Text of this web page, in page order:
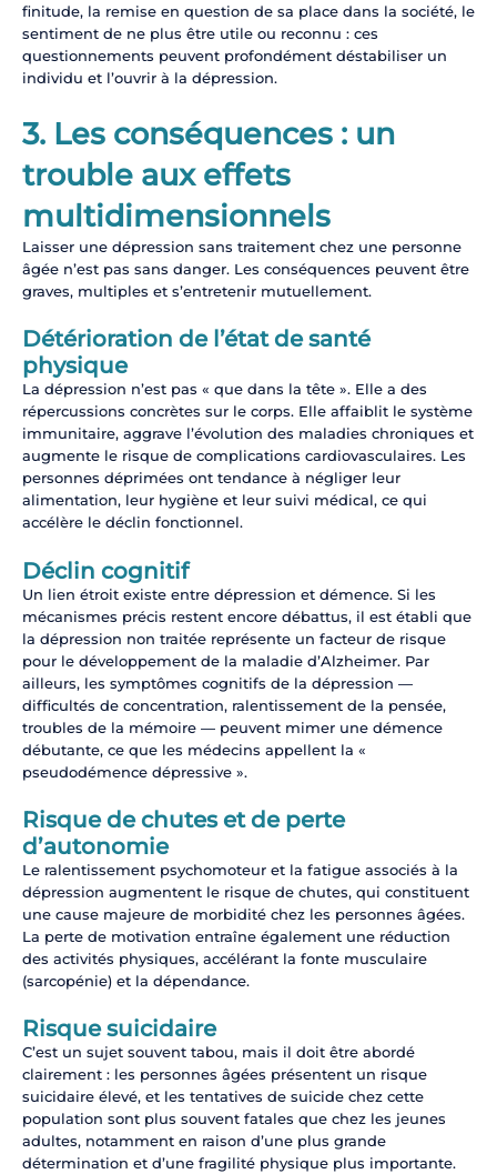
finitude, la remise en question de sa place dans la société, le
sentiment de ne plus être utile ou reconnu : ces
questionnements peuvent profondément déstabiliser un
individu et l’ouvrir à la dépression.
3. Les conséquences : un
trouble aux effets
multidimensionnels
Laisser une dépression sans traitement chez une personne
âgée n’est pas sans danger. Les conséquences peuvent être
graves, multiples et s’entretenir mutuellement.
Détérioration de l’état de santé
physique
La dépression n’est pas « que dans la tête ». Elle a des
répercussions concrètes sur le corps. Elle affaiblit le système
immunitaire, aggrave l’évolution des maladies chroniques et
augmente le risque de complications cardiovasculaires. Les
personnes déprimées ont tendance à négliger leur
alimentation, leur hygiène et leur suivi médical, ce qui
accélère le déclin fonctionnel.
Déclin cognitif
Un lien étroit existe entre dépression et démence. Si les
mécanismes précis restent encore débattus, il est établi que
la dépression non traitée représente un facteur de risque
pour le développement de la maladie d’Alzheimer. Par
ailleurs, les symptômes cognitifs de la dépression —
difficultés de concentration, ralentissement de la pensée,
troubles de la mémoire — peuvent mimer une démence
débutante, ce que les médecins appellent la «
pseudodémence dépressive ».
Risque de chutes et de perte
d’autonomie
Le ralentissement psychomoteur et la fatigue associés à la
dépression augmentent le risque de chutes, qui constituent
une cause majeure de morbidité chez les personnes âgées.
La perte de motivation entraîne également une réduction
des activités physiques, accélérant la fonte musculaire
(sarcopénie) et la dépendance.
Risque suicidaire
C’est un sujet souvent tabou, mais il doit être abordé
clairement : les personnes âgées présentent un risque
suicidaire élevé, et les tentatives de suicide chez cette
population sont plus souvent fatales que chez les jeunes
adultes, notamment en raison d’une plus grande
détermination et d’une fragilité physique plus importante.